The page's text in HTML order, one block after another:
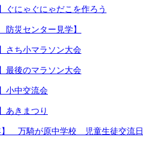
ぐにゃぐにゃだこを作ろう
防災センター見学】
さち小マラソン大会
最後のマラソン大会
小中交流会
あきまつり
】 万騎が原中学校 児童生徒交流日